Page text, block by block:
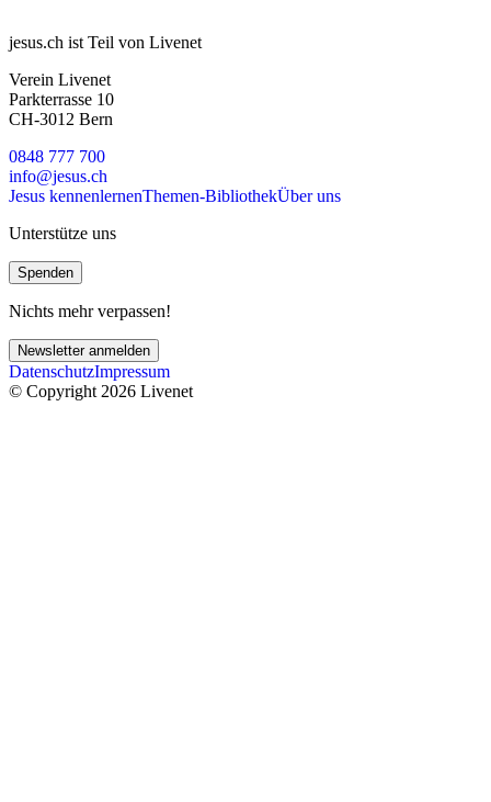
jesus.ch ist Teil von Livenet
Verein Livenet
Parkterrasse 10
CH-3012 Bern
0848 777 700
info@jesus.ch
Jesus kennenlernenThemen-BibliothekÜber uns
Unterstütze uns
Spenden
Nichts mehr verpassen!
Newsletter anmelden
DatenschutzImpressum
© Copyright 2026 Livenet